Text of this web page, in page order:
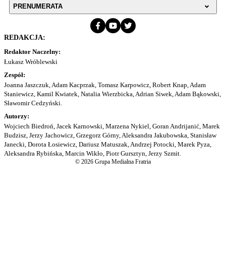
PRENUMERATA
REDAKCJA:
Redaktor Naczelny:
Łukasz Wróblewski
Zespół:
Joanna Jaszczuk, Adam Kacprzak, Tomasz Karpowicz, Robert Knap, Adam
Staniewicz, Kamil Kwiatek, Natalia Wierzbicka, Adrian Siwek, Adam Bąkowski,
Sławomir Cedzyński.
Autorzy:
Wojciech Biedroń, Jacek Karnowski, Marzena Nykiel, Goran Andrijanić, Marek
Budzisz, Jerzy Jachowicz, Grzegorz Górny, Aleksandra Jakubowska, Stanisław
Janecki, Dorota Łosiewicz, Dariusz Matuszak, Andrzej Potocki, Marek Pyza,
Aleksandra Rybińska, Marcin Wikło, Piotr Gursztyn, Jerzy Szmit.
© 2026 Grupa Medialna Fratria